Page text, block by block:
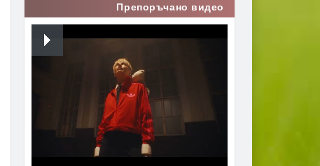
Препоръчано видео